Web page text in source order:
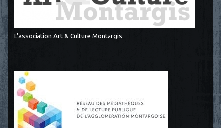
L'association Art & Culture Montargis